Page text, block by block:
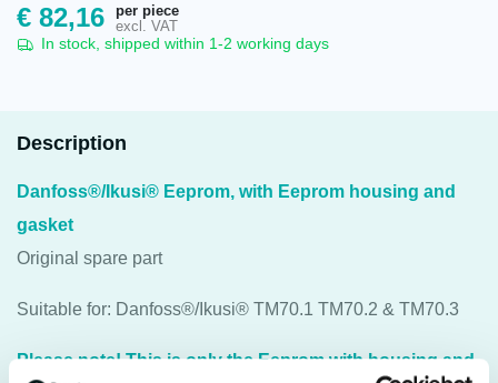
€ 82,16
per piece
excl. VAT
In stock, shipped within 1-2 working days
Description
Danfoss®/Ikusi® Eeprom, with Eeprom housing and
gasket
Original spare part
Suitable for: Danfoss®/Ikusi® TM70.1 TM70.2 & TM70.3
Please note! This is only the Eeprom with housing and